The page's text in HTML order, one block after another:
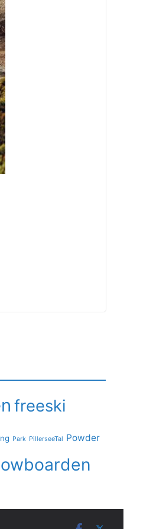
freeski
Park PillerseeTal Powder